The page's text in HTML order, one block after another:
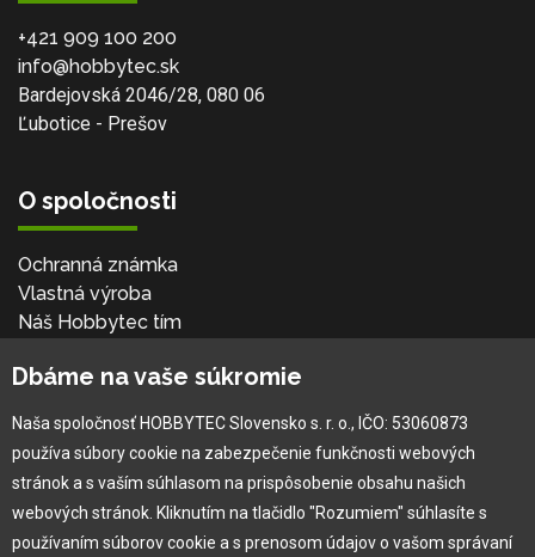
+421 909 100 200
info@hobbytec.sk
Bardejovská 2046/28, 080 06
Ľubotice - Prešov
O spoločnosti
Ochranná známka
Vlastná výroba
Náš Hobbytec tím
Naša história
Pre zákazníka
Garancia najlepšej ceny
Dbáme na vaše súkromie
Naša spoločnosť HOBBYTEC Slovensko s. r. o., IČO: 53060873
používa súbory cookie na zabezpečenie funkčnosti webových
stránok a s vaším súhlasom na prispôsobenie obsahu našich
webových stránok. Kliknutím na tlačidlo "Rozumiem" súhlasíte s
používaním súborov cookie a s prenosom údajov o vašom správaní